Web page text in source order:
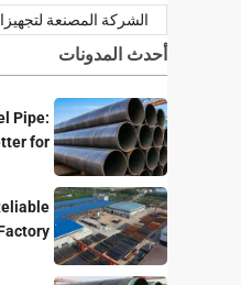
الشركة المصنعة
أحدث المدونات
Pipe:
for